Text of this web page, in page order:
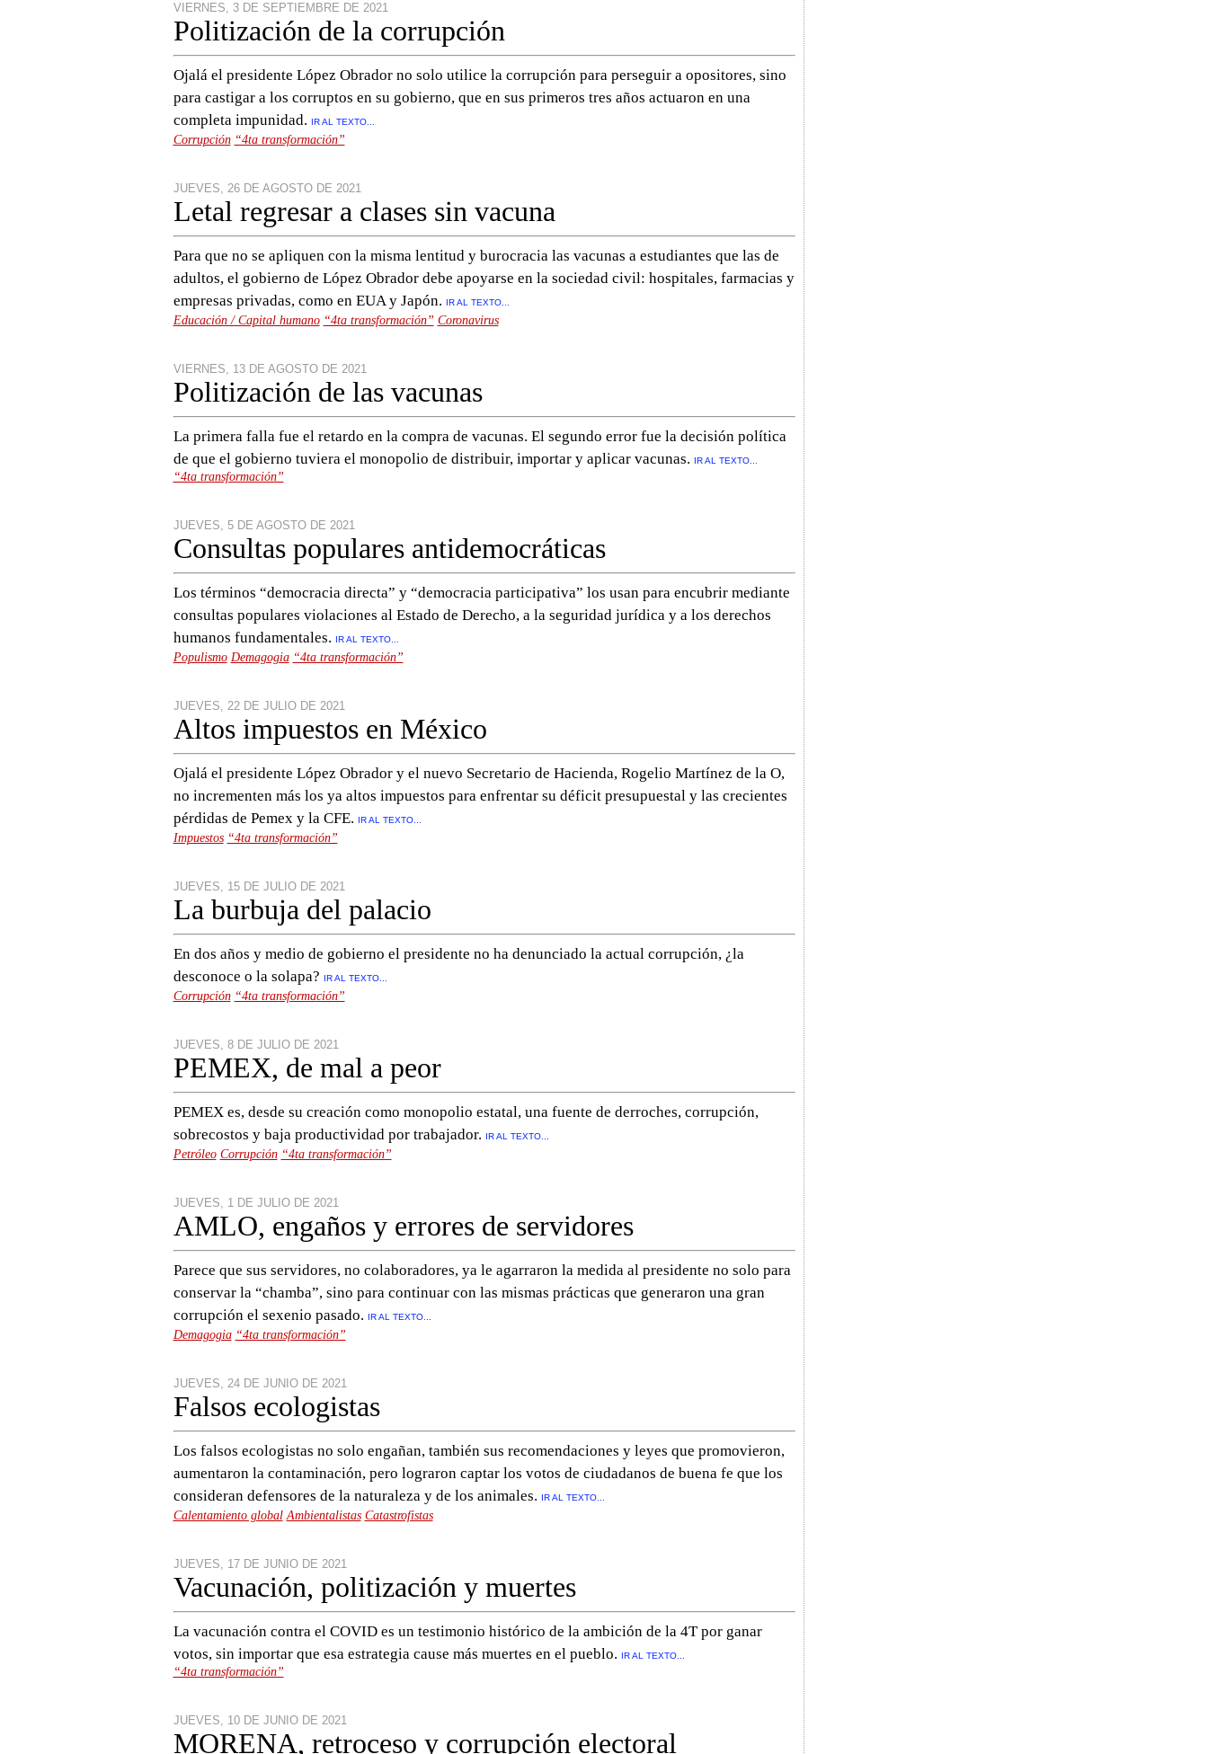
VIERNES, 3 DE SEPTIEMBRE DE 2021
Politización de la corrupción
Ojalá el presidente López Obrador no solo utilice la corrupción para perseguir a opositores, sino
para castigar a los corruptos en su gobierno, que en sus primeros tres años actuaron en una
completa impunidad. IR AL TEXTO...
Corrupción “4ta transformación”
JUEVES, 26 DE AGOSTO DE 2021
Letal regresar a clases sin vacuna
Para que no se apliquen con la misma lentitud y burocracia las vacunas a estudiantes que las de
adultos, el gobierno de López Obrador debe apoyarse en la sociedad civil: hospitales, farmacias y
empresas privadas, como en EUA y Japón. IR AL TEXTO...
Educación / Capital humano “4ta transformación” Coronavirus
VIERNES, 13 DE AGOSTO DE 2021
Politización de las vacunas
La primera falla fue el retardo en la compra de vacunas. El segundo error fue la decisión política
de que el gobierno tuviera el monopolio de distribuir, importar y aplicar vacunas. IR AL TEXTO...
“4ta transformación”
JUEVES, 5 DE AGOSTO DE 2021
Consultas populares antidemocráticas
Los términos “democracia directa” y “democracia participativa” los usan para encubrir mediante
consultas populares violaciones al Estado de Derecho, a la seguridad jurídica y a los derechos
humanos fundamentales. IR AL TEXTO...
Populismo Demagogia “4ta transformación”
JUEVES, 22 DE JULIO DE 2021
Altos impuestos en México
Ojalá el presidente López Obrador y el nuevo Secretario de Hacienda, Rogelio Martínez de la O,
no incrementen más los ya altos impuestos para enfrentar su déficit presupuestal y las crecientes
pérdidas de Pemex y la CFE. IR AL TEXTO...
Impuestos “4ta transformación”
JUEVES, 15 DE JULIO DE 2021
La burbuja del palacio
En dos años y medio de gobierno el presidente no ha denunciado la actual corrupción, ¿la
desconoce o la solapa? IR AL TEXTO...
Corrupción “4ta transformación”
JUEVES, 8 DE JULIO DE 2021
PEMEX, de mal a peor
PEMEX es, desde su creación como monopolio estatal, una fuente de derroches, corrupción,
sobrecostos y baja productividad por trabajador. IR AL TEXTO...
Petróleo Corrupción “4ta transformación”
JUEVES, 1 DE JULIO DE 2021
AMLO, engaños y errores de servidores
Parece que sus servidores, no colaboradores, ya le agarraron la medida al presidente no solo para
conservar la “chamba”, sino para continuar con las mismas prácticas que generaron una gran
corrupción el sexenio pasado. IR AL TEXTO...
Demagogia “4ta transformación”
JUEVES, 24 DE JUNIO DE 2021
Falsos ecologistas
Los falsos ecologistas no solo engañan, también sus recomendaciones y leyes que promovieron,
aumentaron la contaminación, pero lograron captar los votos de ciudadanos de buena fe que los
consideran defensores de la naturaleza y de los animales. IR AL TEXTO...
Calentamiento global Ambientalistas Catastrofistas
JUEVES, 17 DE JUNIO DE 2021
Vacunación, politización y muertes
La vacunación contra el COVID es un testimonio histórico de la ambición de la 4T por ganar
votos, sin importar que esa estrategia cause más muertes en el pueblo. IR AL TEXTO...
“4ta transformación”
JUEVES, 10 DE JUNIO DE 2021
MORENA, retroceso y corrupción electoral